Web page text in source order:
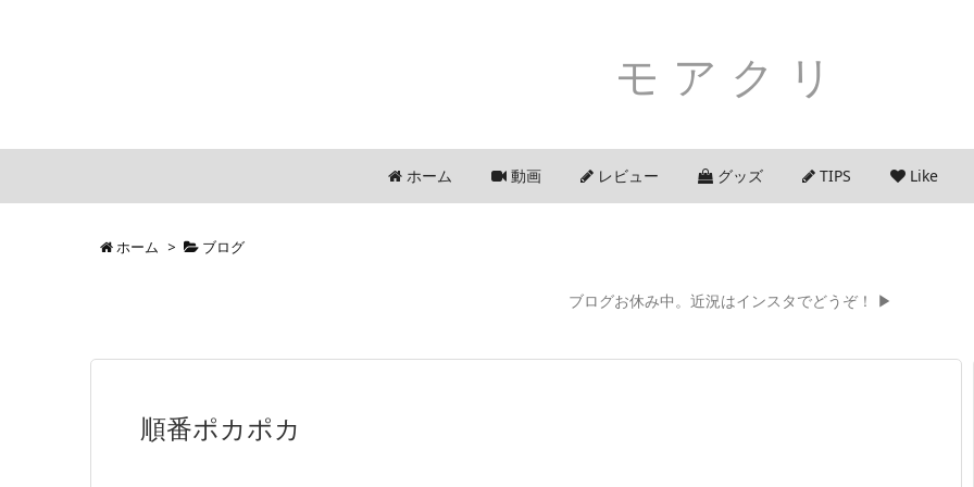
モアクリ
ホーム 動画 レビュー グッズ TIPS Like
ホーム > ブログ
ブログお休み中。近況はインスタでどうぞ！ ▶
順番ポカポカ